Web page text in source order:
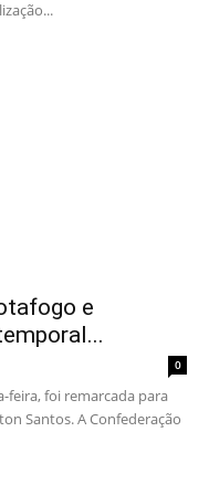
e
0
feira, foi remarcada para
Santos. A Confederação